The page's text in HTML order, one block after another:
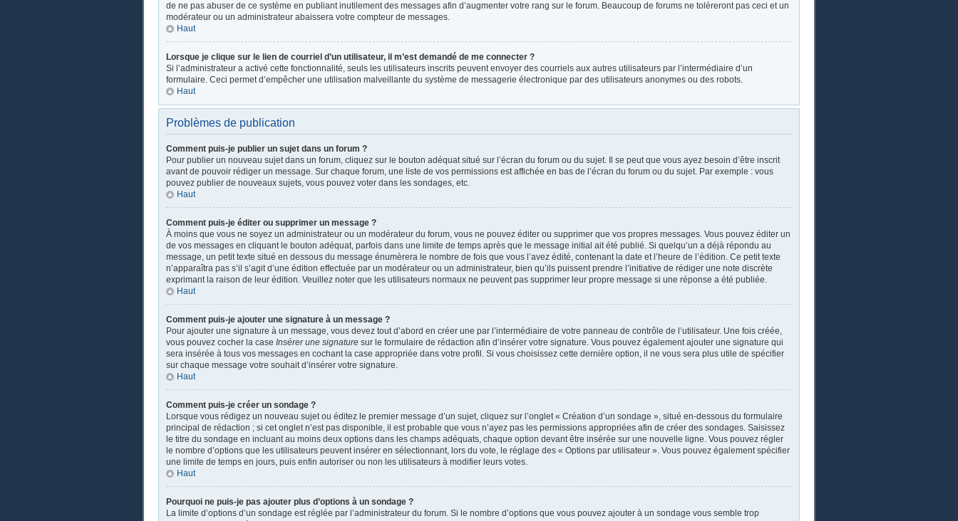
de ne pas abuser de ce système en publiant inutilement des messages afin d’augmenter votre rang sur le forum. Beaucoup de forums ne toléreront pas ceci et un
modérateur ou un administrateur abaissera votre compteur de messages.
Haut
Lorsque je clique sur le lien de courriel d’un utilisateur, il m’est demandé de me connecter ?
Si l’administrateur a activé cette fonctionnalité, seuls les utilisateurs inscrits peuvent envoyer des courriels aux autres utilisateurs par l’intermédiaire d’un
formulaire. Ceci permet d’empêcher une utilisation malveillante du système de messagerie électronique par des utilisateurs anonymes ou des robots.
Haut
Problèmes de publication
Comment puis-je publier un sujet dans un forum ?
Pour publier un nouveau sujet dans un forum, cliquez sur le bouton adéquat situé sur l’écran du forum ou du sujet. Il se peut que vous ayez besoin d’être inscrit
avant de pouvoir rédiger un message. Sur chaque forum, une liste de vos permissions est affichée en bas de l’écran du forum ou du sujet. Par exemple : vous
pouvez publier de nouveaux sujets, vous pouvez voter dans les sondages, etc.
Haut
Comment puis-je éditer ou supprimer un message ?
À moins que vous ne soyez un administrateur ou un modérateur du forum, vous ne pouvez éditer ou supprimer que vos propres messages. Vous pouvez éditer un
de vos messages en cliquant le bouton adéquat, parfois dans une limite de temps après que le message initial ait été publié. Si quelqu’un a déjà répondu au
message, un petit texte situé en dessous du message énumèrera le nombre de fois que vous l’avez édité, contenant la date et l’heure de l’édition. Ce petit texte
n’apparaîtra pas s’il s’agit d’une édition effectuée par un modérateur ou un administrateur, bien qu’ils puissent prendre l’initiative de rédiger une note discrète
exprimant la raison de leur édition. Veuillez noter que les utilisateurs normaux ne peuvent pas supprimer leur propre message si une réponse a été publiée.
Haut
Comment puis-je ajouter une signature à un message ?
Pour ajouter une signature à un message, vous devez tout d’abord en créer une par l’intermédiaire de votre panneau de contrôle de l’utilisateur. Une fois créée,
vous pouvez cocher la case Insérer une signature sur le formulaire de rédaction afin d’insérer votre signature. Vous pouvez également ajouter une signature qui
sera insérée à tous vos messages en cochant la case appropriée dans votre profil. Si vous choisissez cette dernière option, il ne vous sera plus utile de spécifier
sur chaque message votre souhait d’insérer votre signature.
Haut
Comment puis-je créer un sondage ?
Lorsque vous rédigez un nouveau sujet ou éditez le premier message d’un sujet, cliquez sur l’onglet « Création d’un sondage », situé en-dessous du formulaire
principal de rédaction ; si cet onglet n’est pas disponible, il est probable que vous n’ayez pas les permissions appropriées afin de créer des sondages. Saisissez
le titre du sondage en incluant au moins deux options dans les champs adéquats, chaque option devant être insérée sur une nouvelle ligne. Vous pouvez régler
le nombre d’options que les utilisateurs peuvent insérer en sélectionnant, lors du vote, le réglage des « Options par utilisateur ». Vous pouvez également spécifier
une limite de temps en jours, puis enfin autoriser ou non les utilisateurs à modifier leurs votes.
Haut
Pourquoi ne puis-je pas ajouter plus d’options à un sondage ?
La limite d’options d’un sondage est réglée par l’administrateur du forum. Si le nombre d’options que vous pouvez ajouter à un sondage vous semble trop